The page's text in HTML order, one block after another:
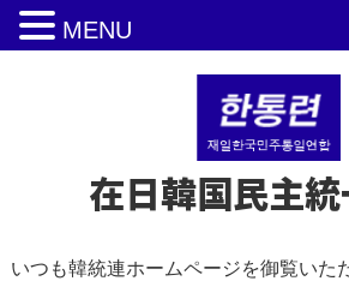
在日韓国民主
いつも韓統連ホームページを御覧いた
MENU